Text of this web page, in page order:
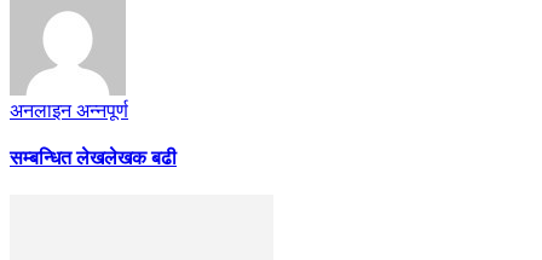
अनलाइन अन्नपूर्ण
सम्बन्धित लेखलेखक बढी